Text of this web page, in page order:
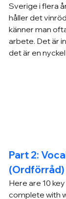
Sverige i flera
håller det
känner man
arbete. Det är
det är en
Part 2:
(Ordförråd)
Here are 10
complete with